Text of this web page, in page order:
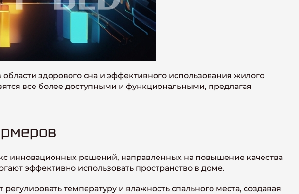
здорового сна и эффективного использования жилого
все более доступными и функциональными, предлагая
инновационных решений, направленных на повышение качества
эффективно использовать пространство в доме.
температуру и влажность спального места, создавая